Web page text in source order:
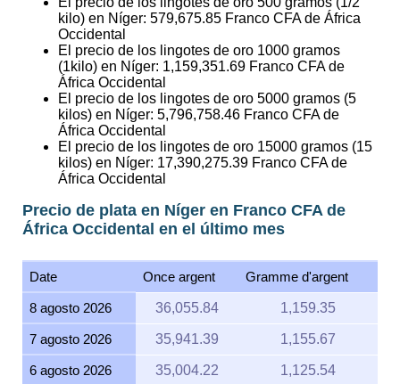
kilo) en Níger: 579,675.85 Franco CFA de África
Occidental
El precio de los lingotes de oro 1000 gramos
(1kilo) en Níger: 1,159,351.69 Franco CFA de
África Occidental
El precio de los lingotes de oro 5000 gramos (5
kilos) en Níger: 5,796,758.46 Franco CFA de
África Occidental
El precio de los lingotes de oro 15000 gramos (15
kilos) en Níger: 17,390,275.39 Franco CFA de
África Occidental
Precio de plata en Níger en Franco CFA de
África Occidental en el último mes
Date Once argent Gramme d'argent
8 agosto 2026 36,055.84 1,159.35
7 agosto 2026 35,941.39 1,155.67
6 agosto 2026 35,004.22 1,125.54